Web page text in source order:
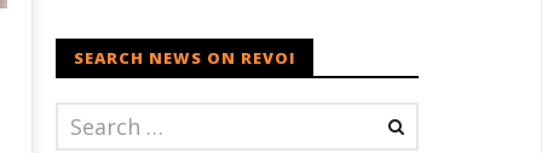
SEARCH NEWS ON REVOI